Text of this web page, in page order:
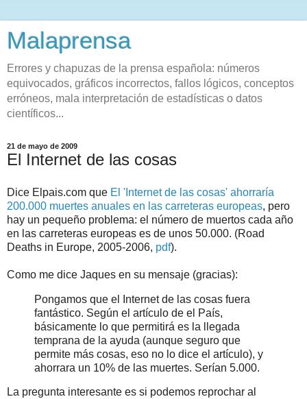
Malaprensa
Errores y chapuzas de la prensa española: números
equivocados, gráficos incorrectos, fallos lógicos, conceptos
erróneos, mala interpretación de estadísticas o datos
científicos...
21 de mayo de 2009
El Internet de las cosas
Dice Elpais.com que El 'Internet de las cosas' ahorraría
200.000 muertes anuales en las carreteras europeas, pero
hay un pequeño problema: el número de muertos cada año
en las carreteras europeas es de unos 50.000. (Road
Deaths in Europe, 2005-2006, pdf).
Como me dice Jaques en su mensaje (gracias):
Pongamos que el Internet de las cosas fuera
fantástico. Según el artículo de el País,
básicamente lo que permitirá es la llegada
temprana de la ayuda (aunque seguro que
permite más cosas, eso no lo dice el artículo), y
ahorrara un 10% de las muertes. Serían 5.000.
La pregunta interesante es si podemos reprochar al